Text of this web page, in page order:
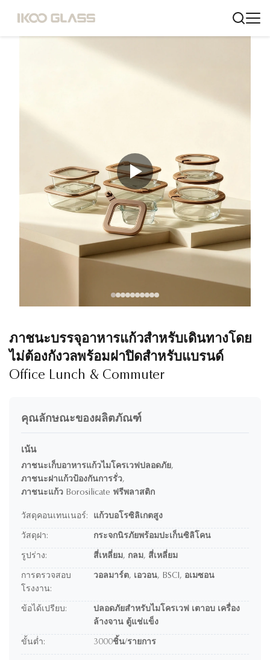
ภาชนะบรรจุอาหารแก้วสำหรับเดินทางโดย
ไม่ต้องกังวลพร้อมฝาปิดสำหรับแบรนด์
Office Lunch & Commuter
คุณลักษณะของผลิตภัณฑ์
เน้น
ภาชนะเก็บอาหารแก้วไมโครเวฟปลอดภัย,
ภาชนะฝาแก้วป้องกันการรั่ว,
ภาชนะแก้ว Borosilicate ฟรีพลาสติก
วัสดุคอนเทนเนอร์: แก้วบอโรซิลิเกตสูง
วัสดุฝา: กระจกนิรภัยพร้อมปะเก็นซิลิโคน
รูปร่าง: สี่เหลี่ยม, กลม, สี่เหลี่ยม
การตรวจสอบ
โรงงาน:
วอลมาร์ต, เอวอน, BSCI, อเมซอน
ข้อได้เปรียบ:
ปลอดภัยสำหรับไมโครเวฟ เตาอบ เครื่อง
ล้างจาน ตู้แช่แข็ง
ขั้นต่ำ: 3000ชิ้น/รายการ